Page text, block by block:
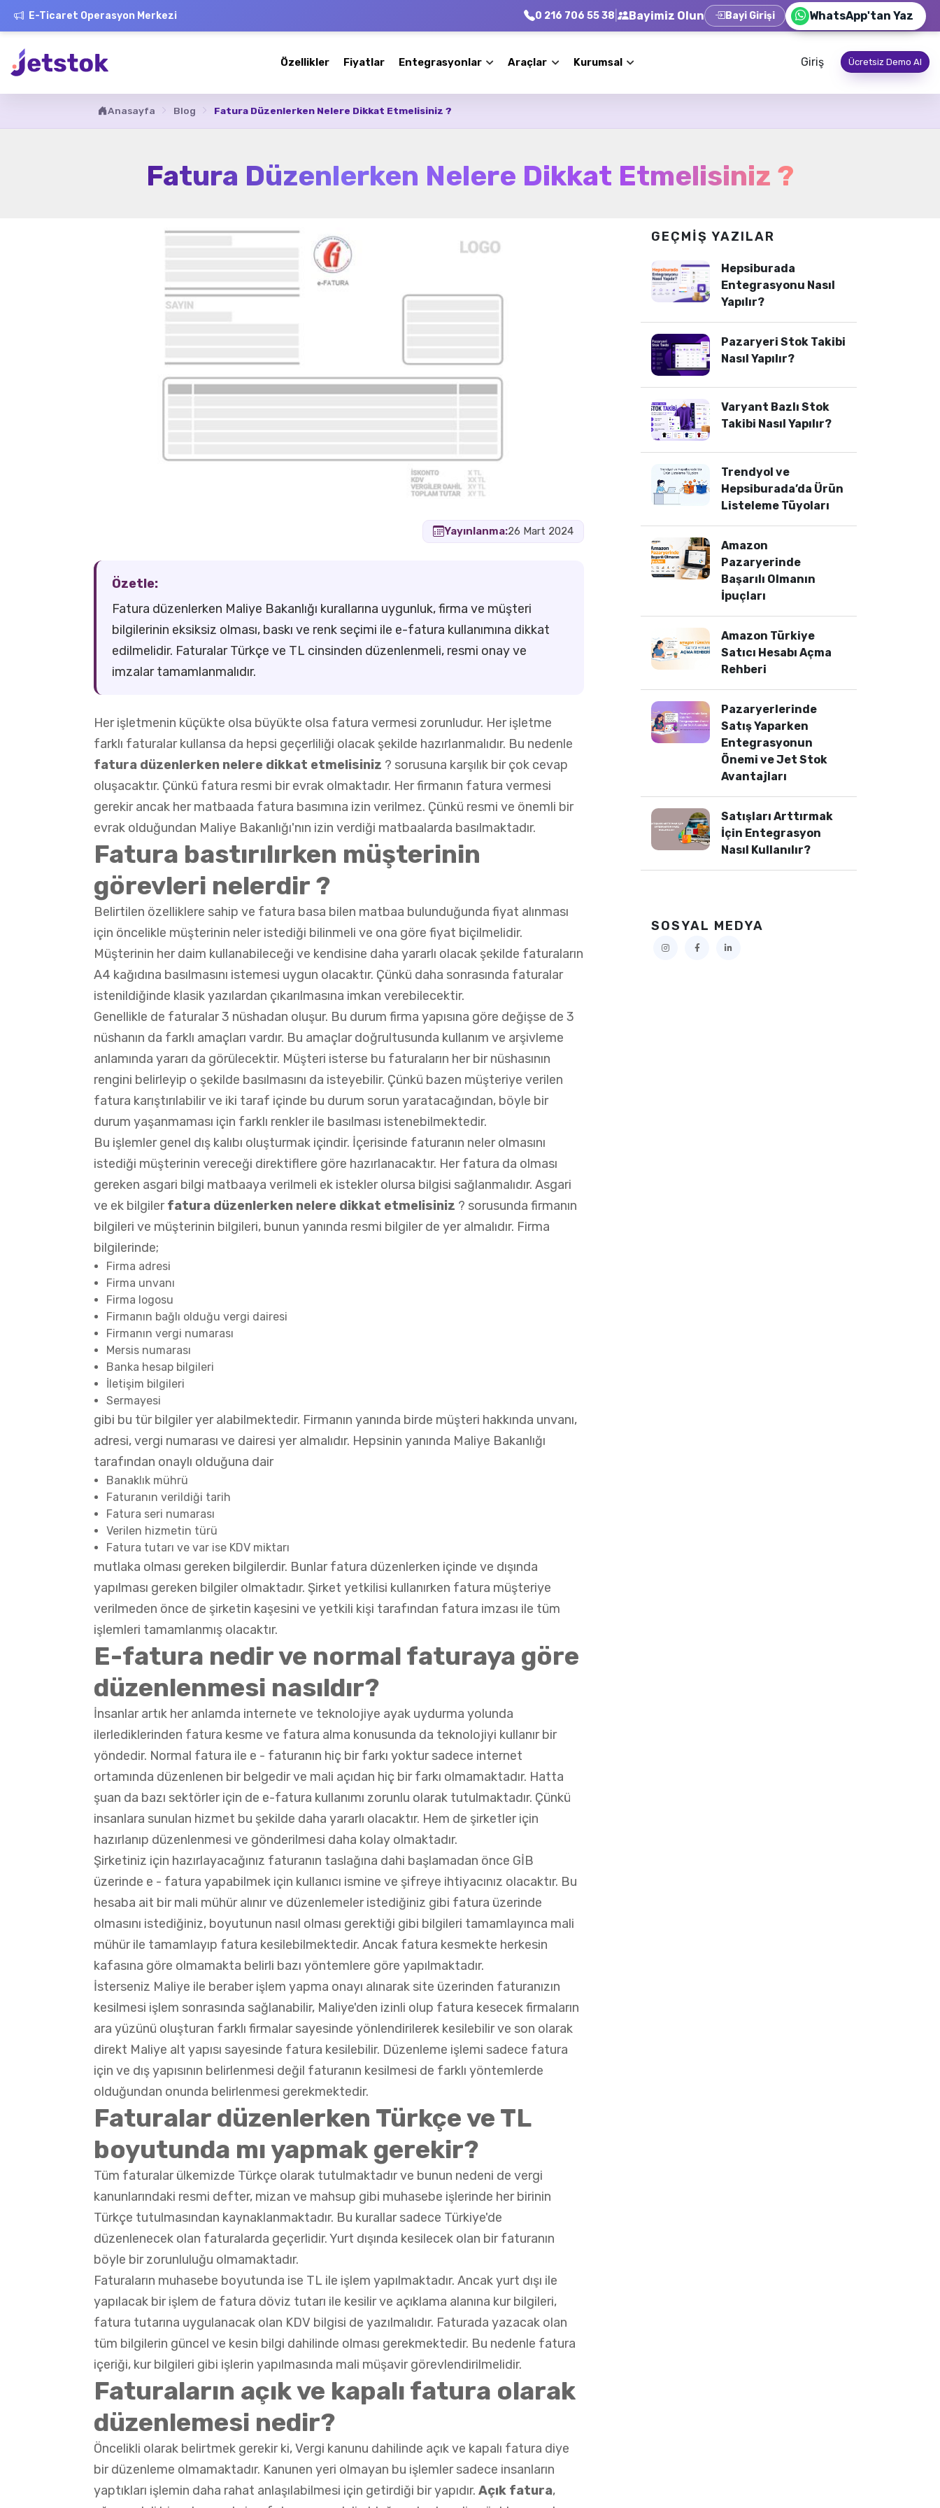
E-Ticaret Operasyon Merkezi 0 216 706 55 38 Bayimiz Olun Bayi Girişi WhatsApp'tan Yaz
Özellikler Fiyatlar Entegrasyonlar Araçlar Kurumsal Giriş Ücretsiz Demo Al
Anasayfa Blog Fatura Düzenlerken Nelere Dikkat Etmelisiniz ?
Fatura Düzenlerken Nelere Dikkat Etmelisiniz ?
Yayınlanma:26 Mart 2024
Özetle:
Fatura düzenlerken Maliye Bakanlığı kurallarına uygunluk, firma ve müşteri
bilgilerinin eksiksiz olması, baskı ve renk seçimi ile e-fatura kullanımına dikkat
edilmelidir. Faturalar Türkçe ve TL cinsinden düzenlenmeli, resmi onay ve
imzalar tamamlanmalıdır.
Her işletmenin küçükte olsa büyükte olsa fatura vermesi zorunludur. Her işletme
farklı faturalar kullansa da hepsi geçerliliği olacak şekilde hazırlanmalıdır. Bu nedenle
fatura düzenlerken nelere dikkat etmelisiniz ? sorusuna karşılık bir çok cevap
oluşacaktır. Çünkü fatura resmi bir evrak olmaktadır. Her firmanın fatura vermesi
gerekir ancak her matbaada fatura basımına izin verilmez. Çünkü resmi ve önemli bir
evrak olduğundan Maliye Bakanlığı'nın izin verdiği matbaalarda basılmaktadır.
Fatura bastırılırken müşterinin
görevleri nelerdir ?
Belirtilen özelliklere sahip ve fatura basa bilen matbaa bulunduğunda fiyat alınması
için öncelikle müşterinin neler istediği bilinmeli ve ona göre fiyat biçilmelidir.
Müşterinin her daim kullanabileceği ve kendisine daha yararlı olacak şekilde faturaların
A4 kağıdına basılmasını istemesi uygun olacaktır. Çünkü daha sonrasında faturalar
istenildiğinde klasik yazılardan çıkarılmasına imkan verebilecektir.
Genellikle de faturalar 3 nüshadan oluşur. Bu durum firma yapısına göre değişse de 3
nüshanın da farklı amaçları vardır. Bu amaçlar doğrultusunda kullanım ve arşivleme
anlamında yararı da görülecektir. Müşteri isterse bu faturaların her bir nüshasının
rengini belirleyip o şekilde basılmasını da isteyebilir. Çünkü bazen müşteriye verilen
fatura karıştırılabilir ve iki taraf içinde bu durum sorun yaratacağından, böyle bir
durum yaşanmaması için farklı renkler ile basılması istenebilmektedir.
Bu işlemler genel dış kalıbı oluşturmak içindir. İçerisinde faturanın neler olmasını
istediği müşterinin vereceği direktiflere göre hazırlanacaktır. Her fatura da olması
gereken asgari bilgi matbaaya verilmeli ek istekler olursa bilgisi sağlanmalıdır. Asgari
ve ek bilgilerfatura düzenlerken nelere dikkat etmelisiniz ? sorusunda firmanın
bilgileri ve müşterinin bilgileri, bunun yanında resmi bilgiler de yer almalıdır. Firma
bilgilerinde;
Firma adresi
Firma unvanı
Firma logosu
Firmanın bağlı olduğu vergi dairesi
Firmanın vergi numarası
Mersis numarası
Banka hesap bilgileri
İletişim bilgileri
Sermayesi
gibi bu tür bilgiler yer alabilmektedir. Firmanın yanında birde müşteri hakkında unvanı,
adresi, vergi numarası ve dairesi yer almalıdır. Hepsinin yanında Maliye Bakanlığı
tarafından onaylı olduğuna dair
Banaklık mührü
Faturanın verildiği tarih
Fatura seri numarası
Verilen hizmetin türü
Fatura tutarı ve var ise KDV miktarı
mutlaka olması gereken bilgilerdir. Bunlar fatura düzenlerken içinde ve dışında
yapılması gereken bilgiler olmaktadır. Şirket yetkilisi kullanırken fatura müşteriye
verilmeden önce de şirketin kaşesini ve yetkili kişi tarafından fatura imzası ile tüm
işlemleri tamamlanmış olacaktır.
E-fatura nedir ve normal faturaya göre
düzenlenmesi nasıldır?
İnsanlar artık her anlamda internete ve teknolojiye ayak uydurma yolunda
ilerlediklerinden fatura kesme ve fatura alma konusunda da teknolojiyi kullanır bir
yöndedir. Normal fatura ile e - faturanın hiç bir farkı yoktur sadece internet
ortamında düzenlenen bir belgedir ve mali açıdan hiç bir farkı olmamaktadır. Hatta
şuan da bazı sektörler için de e-fatura kullanımı zorunlu olarak tutulmaktadır. Çünkü
insanlara sunulan hizmet bu şekilde daha yararlı olacaktır. Hem de şirketler için
hazırlanıp düzenlenmesi ve gönderilmesi daha kolay olmaktadır.
Şirketiniz için hazırlayacağınız faturanın taslağına dahi başlamadan önce GİB
üzerinde e - fatura yapabilmek için kullanıcı ismine ve şifreye ihtiyacınız olacaktır. Bu
hesaba ait bir mali mühür alınır ve düzenlemeler istediğiniz gibi fatura üzerinde
olmasını istediğiniz, boyutunun nasıl olması gerektiği gibi bilgileri tamamlayınca mali
mühür ile tamamlayıp fatura kesilebilmektedir. Ancak fatura kesmekte herkesin
kafasına göre olmamakta belirli bazı yöntemlere göre yapılmaktadır.
İsterseniz Maliye ile beraber işlem yapma onayı alınarak site üzerinden faturanızın
kesilmesi işlem sonrasında sağlanabilir, Maliye'den izinli olup fatura kesecek firmaların
ara yüzünü oluşturan farklı firmalar sayesinde yönlendirilerek kesilebilir ve son olarak
direkt Maliye alt yapısı sayesinde fatura kesilebilir. Düzenleme işlemi sadece fatura
için ve dış yapısının belirlenmesi değil faturanın kesilmesi de farklı yöntemlerde
olduğundan onunda belirlenmesi gerekmektedir.
Faturalar düzenlerken Türkçe ve TL
boyutunda mı yapmak gerekir?
Tüm faturalar ülkemizde Türkçe olarak tutulmaktadır ve bunun nedeni de vergi
kanunlarındaki resmi defter, mizan ve mahsup gibi muhasebe işlerinde her birinin
Türkçe tutulmasından kaynaklanmaktadır. Bu kurallar sadece Türkiye'de
düzenlenecek olan faturalarda geçerlidir. Yurt dışında kesilecek olan bir faturanın
böyle bir zorunluluğu olmamaktadır.
Faturaların muhasebe boyutunda ise TL ile işlem yapılmaktadır. Ancak yurt dışı ile
yapılacak bir işlem de fatura döviz tutarı ile kesilir ve açıklama alanına kur bilgileri,
fatura tutarına uygulanacak olan KDV bilgisi de yazılmalıdır. Faturada yazacak olan
tüm bilgilerin güncel ve kesin bilgi dahilinde olması gerekmektedir. Bu nedenle fatura
içeriği, kur bilgileri gibi işlerin yapılmasında mali müşavir görevlendirilmelidir.
Faturaların açık ve kapalı fatura olarak
düzenlemesi nedir?
Öncelikli olarak belirtmek gerekir ki, Vergi kanunu dahilinde açık ve kapalı fatura diye
bir düzenleme olmamaktadır. Kanunen yeri olmayan bu işlemler sadece insanların
yaptıkları işlemin daha rahat anlaşılabilmesi için getirdiği bir yapıdır.Açık fatura,
GEÇMIŞ YAZILAR
Hepsiburada
Entegrasyonu Nasıl
Yapılır?
Pazaryeri Stok Takibi
Nasıl Yapılır?
Varyant Bazlı Stok
Takibi Nasıl Yapılır?
Trendyol ve
Hepsiburada’da Ürün
Listeleme Tüyoları
Amazon
Pazaryerinde
Başarılı Olmanın
İpuçları
Amazon Türkiye
Satıcı Hesabı Açma
Rehberi
Pazaryerlerinde
Satış Yaparken
Entegrasyonun
Önemi ve Jet Stok
Avantajları
Satışları Arttırmak
İçin Entegrasyon
Nasıl Kullanılır?
SOSYAL MEDYA